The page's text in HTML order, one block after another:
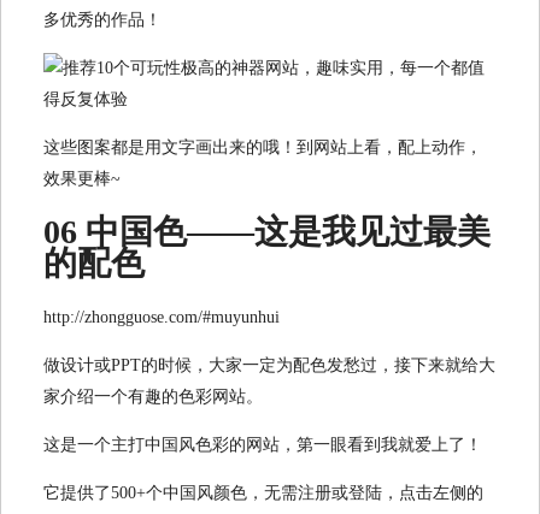
多优秀的作品！
这些图案都是用文字画出来的哦！到网站上看，配上动作，
效果更棒~
06 中国色——这是我见过最美
的配色
http://zhongguose.com/#muyunhui
做设计或PPT的时候，大家一定为配色发愁过，接下来就给大
家介绍一个有趣的色彩网站。
这是一个主打中国风色彩的网站，第一眼看到我就爱上了！
它提供了500+个中国风颜色，无需注册或登陆，点击左侧的